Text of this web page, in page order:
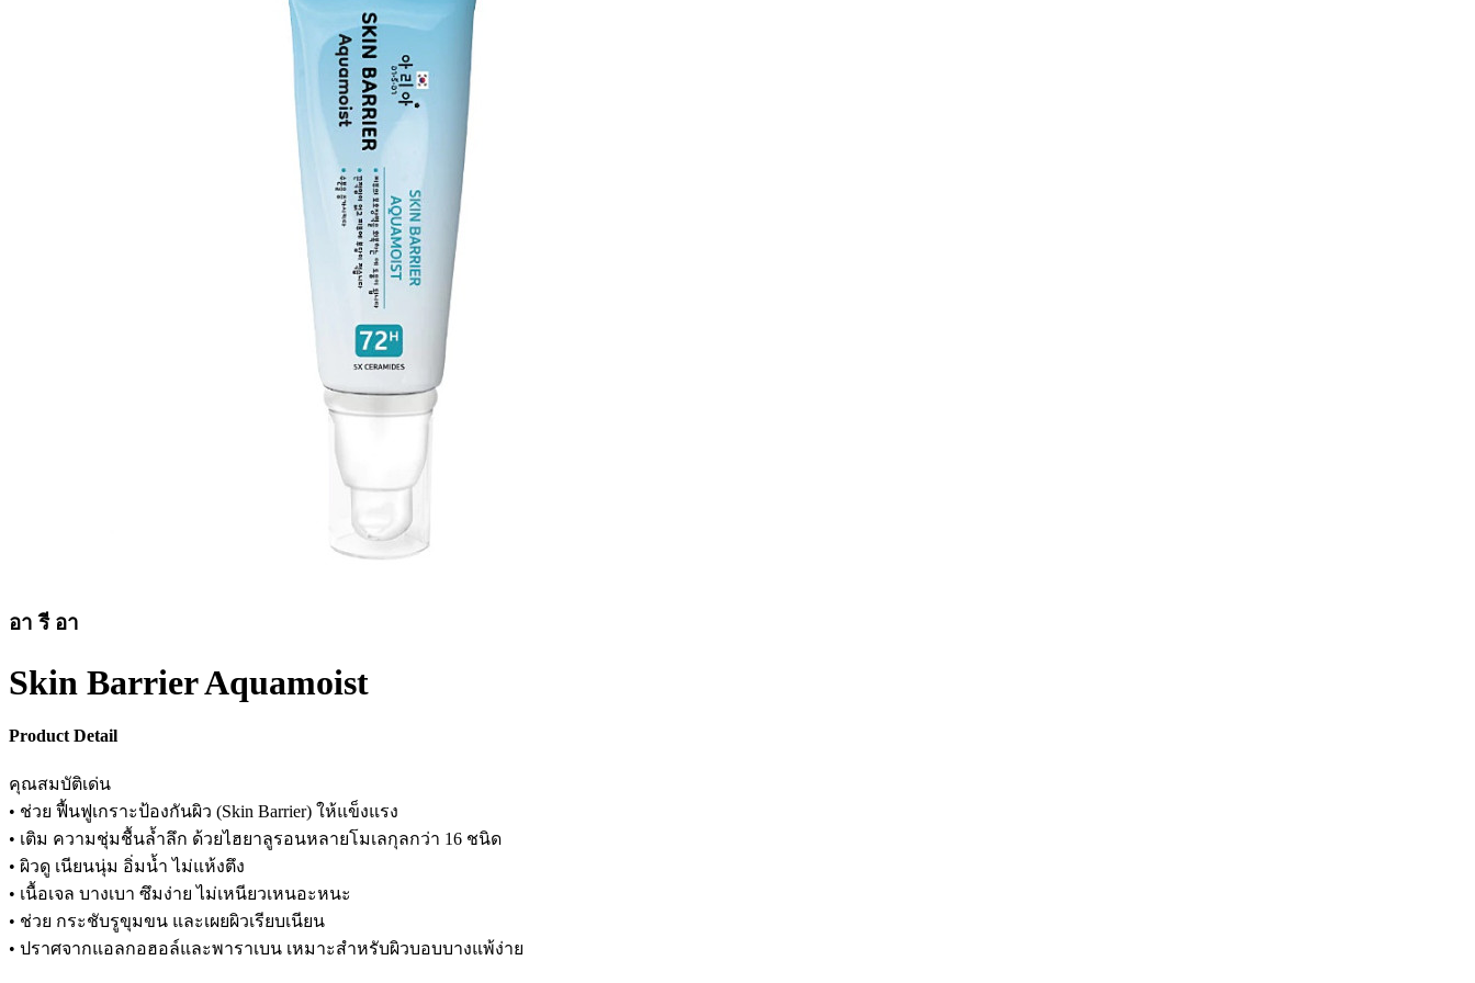
อา รี อา
Skin Barrier Aquamoist
Product Detail
คุณสมบัติเด่น
• ช่วย ฟื้นฟูเกราะป้องกันผิว (Skin Barrier) ให้แข็งแรง
• เติม ความชุ่มชื้นล้ำลึก ด้วยไฮยาลูรอนหลายโมเลกุลกว่า 16 ชนิด
• ผิวดู เนียนนุ่ม อิ่มน้ำ ไม่แห้งตึง
• เนื้อเจล บางเบา ซึมง่าย ไม่เหนียวเหนอะหนะ
• ช่วย กระชับรูขุมขน และเผยผิวเรียบเนียน
• ปราศจากแอลกอฮอล์และพาราเบน เหมาะสำหรับผิวบอบบางแพ้ง่าย